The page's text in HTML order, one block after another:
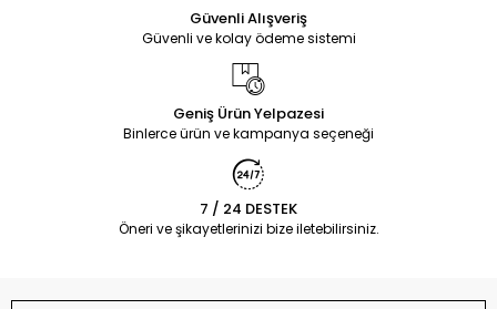
Güvenli Alışveriş
Güvenli ve kolay ödeme sistemi
Geniş Ürün Yelpazesi
Binlerce ürün ve kampanya seçeneği
7 / 24 DESTEK
Öneri ve şikayetlerinizi bize iletebilirsiniz.